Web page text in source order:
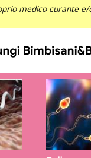
medico curante e/